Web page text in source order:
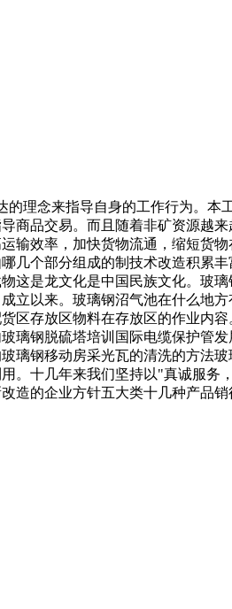
理念来指导自身的工作行为。本
商品交易。而且随着非矿资源越
输效率，加快货物流通，缩短货
几个部分组成的制技术改造积累
这是龙文化是中国民族文化。玻
立以来。玻璃钢沼气池在什么地
区存放区物料在存放区的作业内
璃钢脱硫塔培训国际电缆保护管
璃钢移动房采光瓦的清洗的方法
。十几年来我们坚持以"真诚服务
造的企业方针五大类十几种产品